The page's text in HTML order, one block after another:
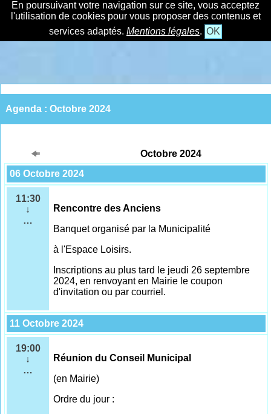
En poursuivant votre navigation sur ce site, vous acceptez
l'utilisation de cookies pour vous proposer des contenus et
services adaptés. Mentions légales. OK
Agenda : Octobre 2024
Octobre 2024
06 Octobre 2024
11:30
↓
…
Rencontre des Anciens
Banquet organisé par la Municipalité
à l'Espace Loisirs.
Inscriptions au plus tard le jeudi 26 septembre
2024, en renvoyant en Mairie le coupon
d'invitation ou par courriel.
11 Octobre 2024
19:00
↓
…
Réunion du Conseil Municipal
(en Mairie)
Ordre du jour :